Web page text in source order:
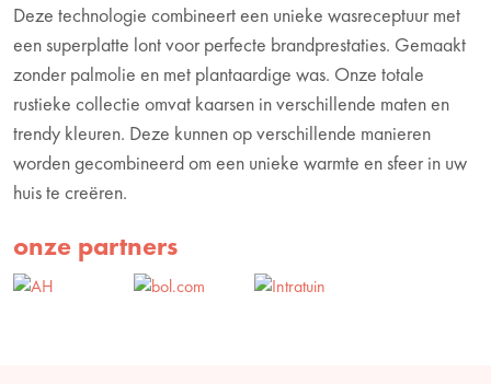
Deze technologie combineert een unieke wasreceptuur met
een superplatte lont voor perfecte brandprestaties. Gemaakt
zonder palmolie en met plantaardige was. Onze totale
rustieke collectie omvat kaarsen in verschillende maten en
trendy kleuren. Deze kunnen op verschillende manieren
worden gecombineerd om een unieke warmte en sfeer in uw
huis te creëren.
onze partners